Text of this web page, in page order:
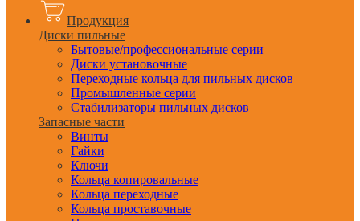
Продукция
Диски пильные
Бытовые/профессиональные серии
Диски установочные
Переходные кольца для пильных дисков
Промышленные серии
Стабилизаторы пильных дисков
Запасные части
Винты
Гайки
Ключи
Кольца копировальные
Кольца переходные
Кольца проставочные